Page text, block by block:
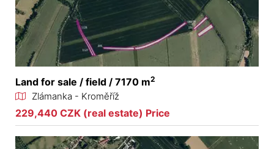
Land for sale / field / 7170 m2
Zlámanka - Kroměříž
229,440 CZK (real estate) Price